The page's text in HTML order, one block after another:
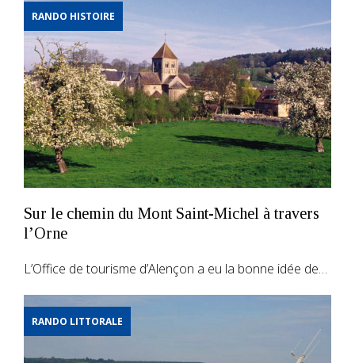
RANDO HISTOIRE
Sur le chemin du Mont Saint-Michel à travers
l’Orne
L’Office de tourisme d’Alençon a eu la bonne idée de…
RANDO LITTORALE